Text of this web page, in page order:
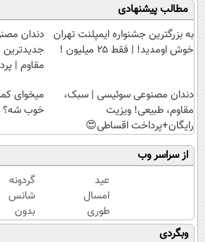
مطالب پیشنهادی
به بزرگترین جشنواره ایمپلنت تهران
خوش اومدید! | فقط ۲۵ میلیون !
دندان
جدیدترین
مقاوم |
دندان مصنوعی سوئیسی | سبک،
مقاوم، طبیعی! ویزیت
رایگان+پرداخت اقساطی😍
میخوای
خوب شه؟
از سراسر وب
عید
امسال
طوری
جوون شو
گردونه
شانس
بدون
پوچ از
وبگردی